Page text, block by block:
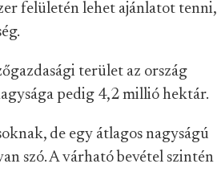
felületén lehet ajánlatot tenni,
terület az ország
pedig 4,2 millió hektár.
de egy átlagos nagyságú
szó. A várható bevétel szintén